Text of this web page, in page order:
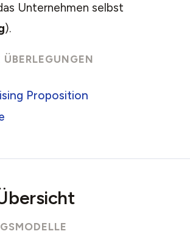
Unternehmen selbst
).
Proposition